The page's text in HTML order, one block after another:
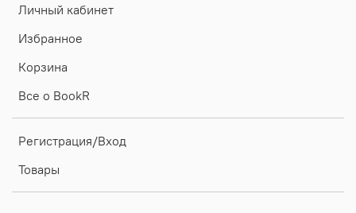
Личный кабинет
Избранное
Корзина
Все о BookR
Регистрация/Вход
Товары